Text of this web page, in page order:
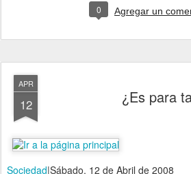
0 Agregar un
APR
12 ¿Es para
Sociedad|Sábado, 12 de Abril de 2008